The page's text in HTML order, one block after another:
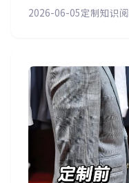
有不合之处。看完这篇
2026-06-05定制知识